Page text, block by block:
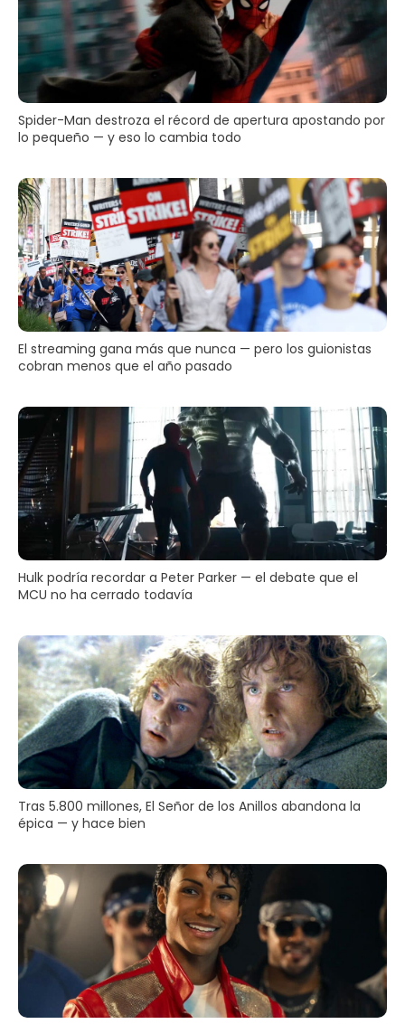
Spider-Man destroza el récord de apertura apostando por
lo pequeño — y eso lo cambia todo
El streaming gana más que nunca — pero los guionistas
cobran menos que el año pasado
Hulk podría recordar a Peter Parker — el debate que el
MCU no ha cerrado todavía
Tras 5.800 millones, El Señor de los Anillos abandona la
épica — y hace bien